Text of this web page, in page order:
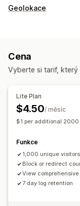
Geolokace
Cena
Vyberte si tarif, který
Lite Plan
$4.50/ měsíc
$1 per additional
Funkce
1,000 unique
Block or redirect
View
7 day log retention